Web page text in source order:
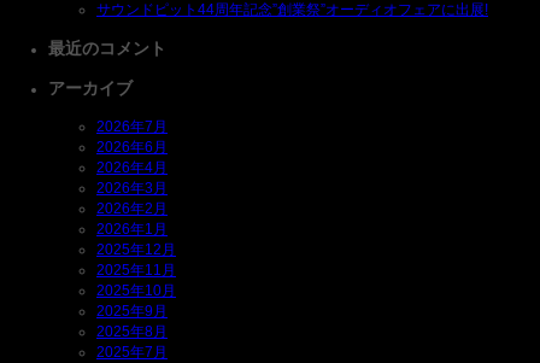
サウンドピット44周年記念”創業祭”オーディオフェアに出展!
最近のコメント
アーカイブ
2026年7月
2026年6月
2026年4月
2026年3月
2026年2月
2026年1月
2025年12月
2025年11月
2025年10月
2025年9月
2025年8月
2025年7月